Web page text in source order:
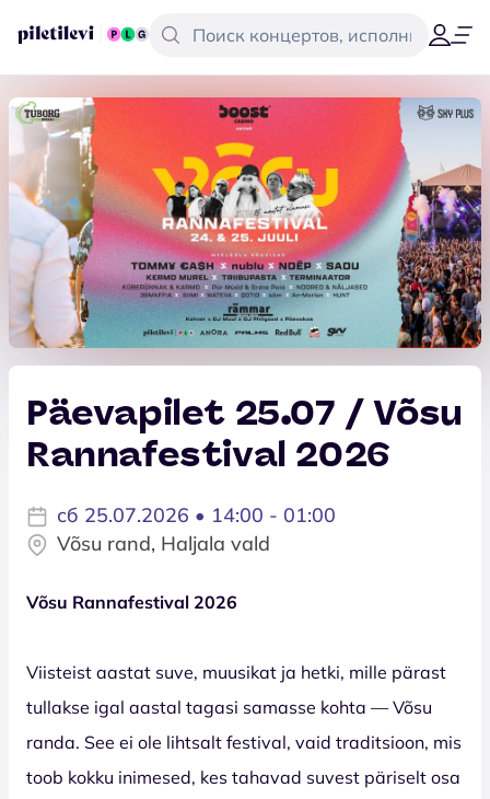
Päevapilet 25.07 / Võsu
Rannafestival 2026
сб 25.07.2026 • 14:00 - 01:00
Võsu rand, Haljala vald
Võsu Rannafestival 2026
Viisteist aastat suve, muusikat ja hetki, mille pärast
tullakse igal aastal tagasi samasse kohta — Võsu
randa. See ei ole lihtsalt festival, vaid traditsioon, mis
toob kokku inimesed, kes tahavad suvest päriselt osa